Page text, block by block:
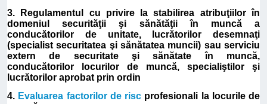
3. Regulamentul cu privire la stabilirea atribuţiilor în
domeniul securităţii şi sănătăţii în muncă a
conducătorilor de unitate, lucrătorilor desemnaţi
(specialist securitatea şi sănătatea muncii) sau serviciu
extern de securitate şi sănătate în muncă,
conducătorilor locurilor de muncă, specialiştilor şi
lucrătorilor aprobat prin ordin
4. Evaluarea factorilor de risc profesionali la locurile de